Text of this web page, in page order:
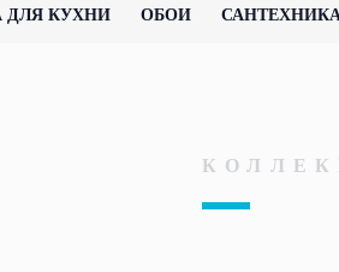
ДЛЯ КУХНИ ОБОИ